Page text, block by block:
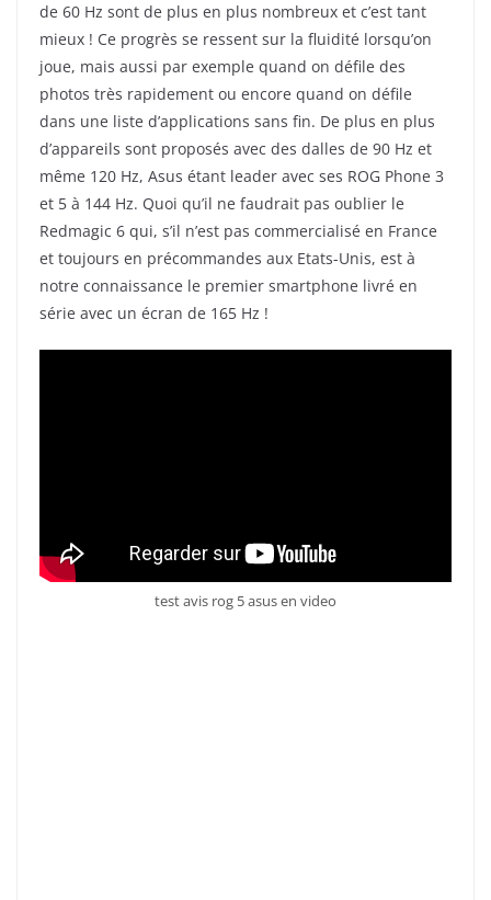
de 60 Hz sont de plus en plus nombreux et c’est tant
mieux ! Ce progrès se ressent sur la fluidité lorsqu’on
joue, mais aussi par exemple quand on défile des
photos très rapidement ou encore quand on défile
dans une liste d’applications sans fin. De plus en plus
d’appareils sont proposés avec des dalles de 90 Hz et
même 120 Hz, Asus étant leader avec ses ROG Phone 3
et 5 à 144 Hz. Quoi qu’il ne faudrait pas oublier le
Redmagic 6 qui, s’il n’est pas commercialisé en France
et toujours en précommandes aux Etats-Unis, est à
notre connaissance le premier smartphone livré en
série avec un écran de 165 Hz !
test avis rog 5 asus en video